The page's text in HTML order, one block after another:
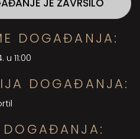
JE ZAVRŠILO
DOGAĐANJA:
u 11:00
DOGAĐANJA:
DOGAĐANJA: